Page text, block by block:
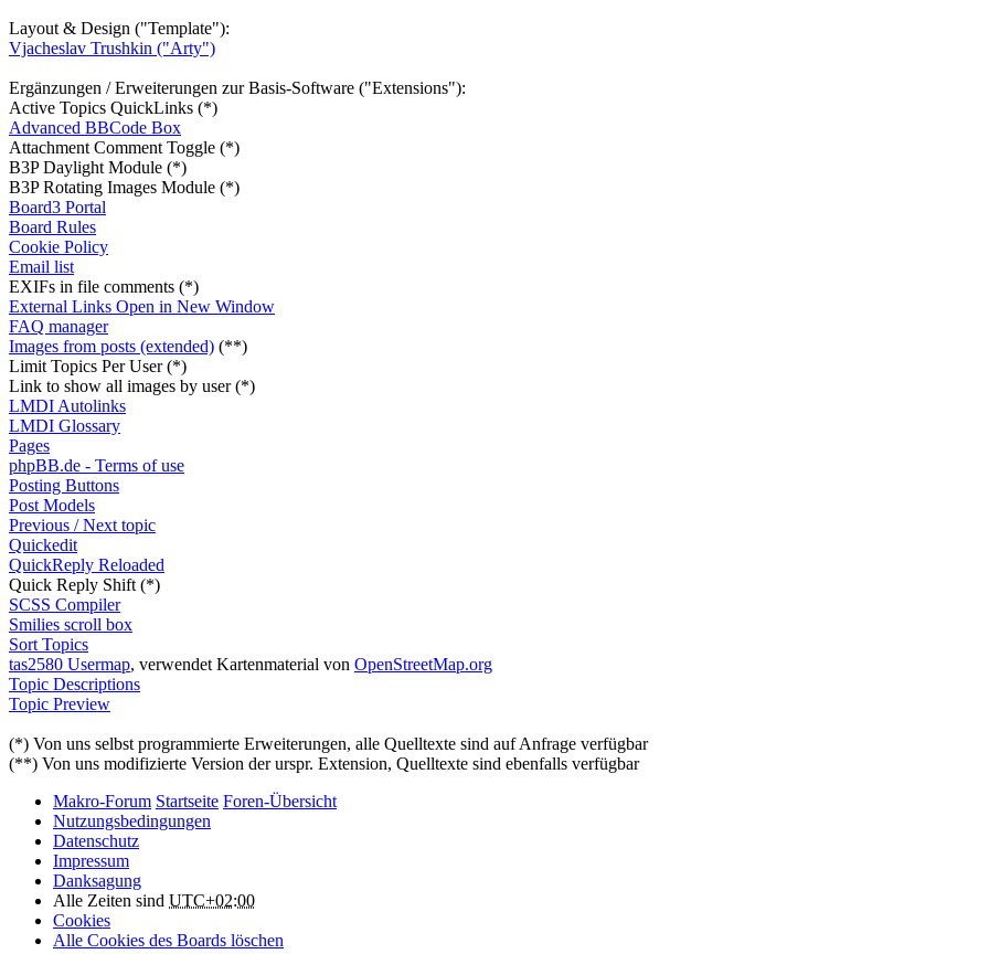
Layout & Design ("Template"):
Vjacheslav Trushkin ("Arty")
Ergänzungen / Erweiterungen zur Basis-Software ("Extensions"):
Active Topics QuickLinks (*)
Advanced BBCode Box
Attachment Comment Toggle (*)
B3P Daylight Module (*)
B3P Rotating Images Module (*)
Board3 Portal
Board Rules
Cookie Policy
Email list
EXIFs in file comments (*)
External Links Open in New Window
FAQ manager
Images from posts (extended) (**)
Limit Topics Per User (*)
Link to show all images by user (*)
LMDI Autolinks
LMDI Glossary
Pages
phpBB.de - Terms of use
Posting Buttons
Post Models
Previous / Next topic
Quickedit
QuickReply Reloaded
Quick Reply Shift (*)
SCSS Compiler
Smilies scroll box
Sort Topics
tas2580 Usermap, verwendet Kartenmaterial von OpenStreetMap.org
Topic Descriptions
Topic Preview
(*) Von uns selbst programmierte Erweiterungen, alle Quelltexte sind auf Anfrage verfügbar
(**) Von uns modifizierte Version der urspr. Extension, Quelltexte sind ebenfalls verfügbar
Makro-Forum Startseite Foren-Übersicht
Nutzungsbedingungen
Datenschutz
Impressum
Danksagung
Alle Zeiten sind UTC+02:00
Cookies
Alle Cookies des Boards löschen